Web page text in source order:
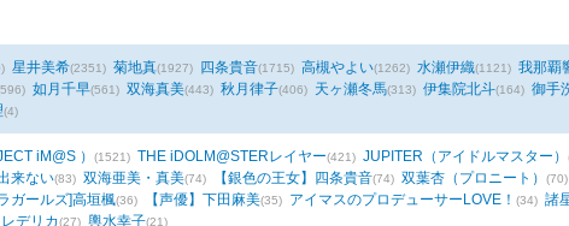
星井美希(2351) 菊地真(1927) 四条貴音(1715) 高槻やよい(1262) 水瀬伊織(1121) 我那覇
如月千早(561) 双海真美(443) 秋月律子(406) 天ヶ瀬冬馬(313) 伊集院北斗(164) 御手
(4)
iM@S ） (1521) THE iDOLM@STERレイヤー(421) JUPITER（アイドルマスター）
来ない(83) 双海亜美・真美(74) 【銀色の王女】四条貴音(74) 双葉杏（プロニート） (70)
ガールズ]高垣楓(36) 【声優】下田麻美(35) アイマスのプロデューサーLOVE！ (34) 諸
デリカ(27) 輿水幸子(21)